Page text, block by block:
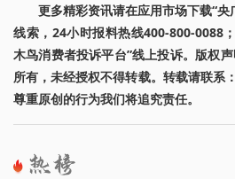
更多精彩资讯请在应用市场下载“
线索，24小时报料热线400-800-0088
木鸟消费者投诉平台”线上投诉。版权
所有，未经授权不得转载。转载请联
尊重原创的行为我们将追究责任。